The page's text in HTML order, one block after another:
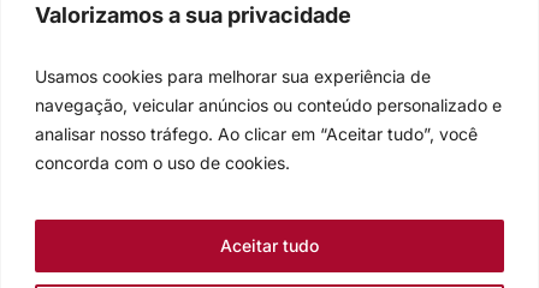
Valorizamos a sua privacidade
Usamos cookies para melhorar sua experiência de
navegação, veicular anúncios ou conteúdo personalizado e
analisar nosso tráfego. Ao clicar em “Aceitar tudo”, você
concorda com o uso de cookies.
Aceitar tudo